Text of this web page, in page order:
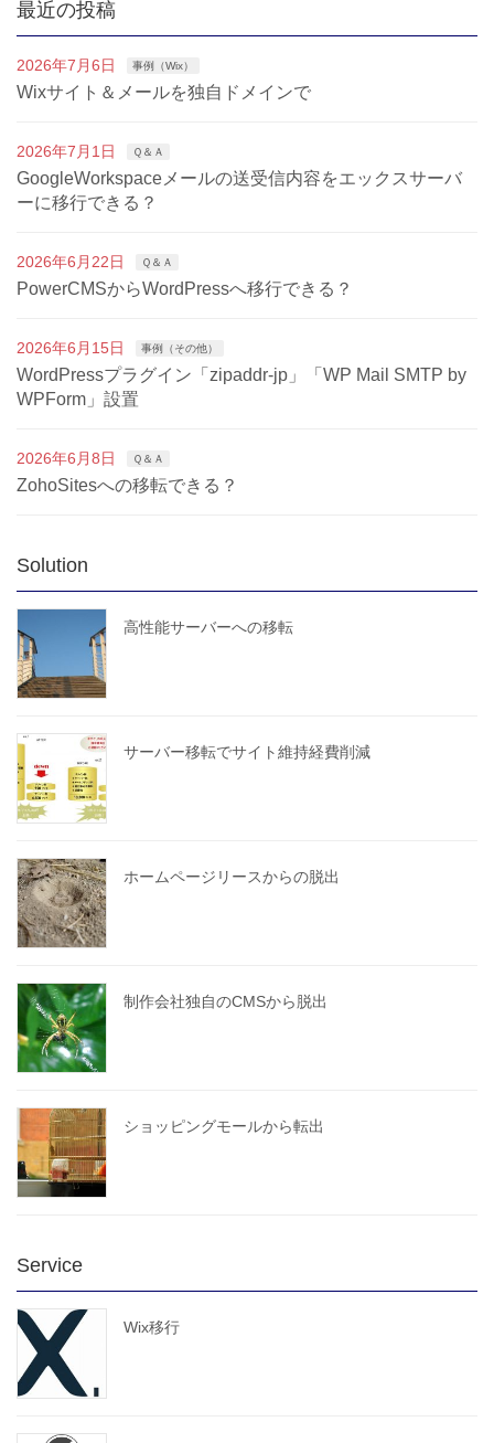
最近の投稿
2026年7月6日 事例（Wix）
Wixサイト＆メールを独自ドメインで
2026年7月1日 Ｑ＆Ａ
GoogleWorkspaceメールの送受信内容をエックスサーバ
ーに移行できる？
2026年6月22日 Ｑ＆Ａ
PowerCMSからWordPressへ移行できる？
2026年6月15日 事例（その他）
WordPressプラグイン「zipaddr-jp」「WP Mail SMTP by
WPForm」設置
2026年6月8日 Ｑ＆Ａ
ZohoSitesへの移転できる？
Solution
高性能サーバーへの移転
サーバー移転でサイト維持経費削減
ホームページリースからの脱出
制作会社独自のCMSから脱出
ショッピングモールから転出
Service
Wix移行